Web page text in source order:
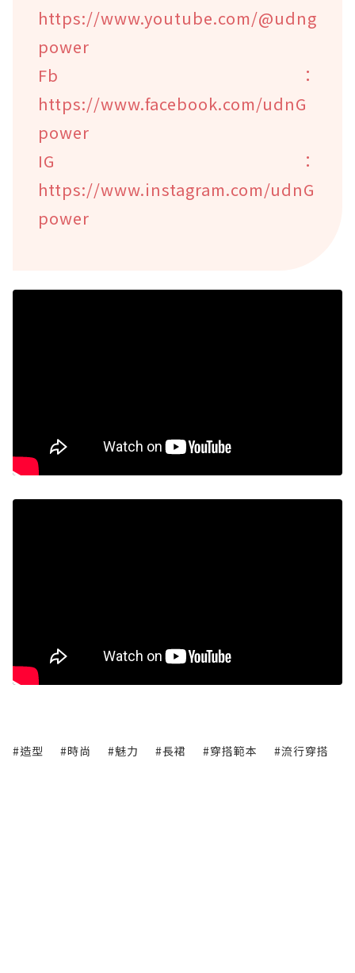
https://www.youtube.com/@udng
power
Fb：
https://www.facebook.com/udnG
power
IG：
https://www.instagram.com/udnG
power
#造型 #時尚 #魅力 #長裙 #穿搭範本 #流行穿搭